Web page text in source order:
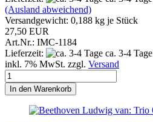
(Ausland abweichend)
Versandgewicht: 0,188 kg je Stück
27,50 EUR
Art.Nr.: IMC-1184
Lieferzeit:
ca. 3-4 Tage
inkl. 7% MwSt. zzgl. Versand
In den Warenkorb